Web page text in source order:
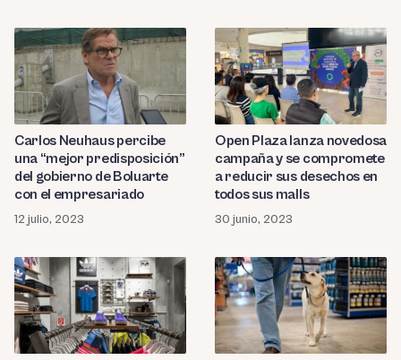
Carlos Neuhaus percibe
una “mejor predisposición”
del gobierno de Boluarte
con el empresariado
12 julio, 2023
Open Plaza lanza novedosa
campaña y se compromete
a reducir sus desechos en
todos sus malls
30 junio, 2023